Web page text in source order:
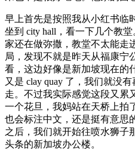
早上首先是按照我从小红书临
坐到 city hall，看一下几个教
家还在做弥撒，教堂不太能走
局，发现不就是昨天从福康宁
看，这边好像是新加坡现在的
又是 clay quay 了，我们就没
走。不过我实际感觉这段又累
一个花旦，我妈站在天桥上拍
也会标注中文，还是挺有意思
之后，我们就开始往喷水狮子
头条的新加坡办公楼。